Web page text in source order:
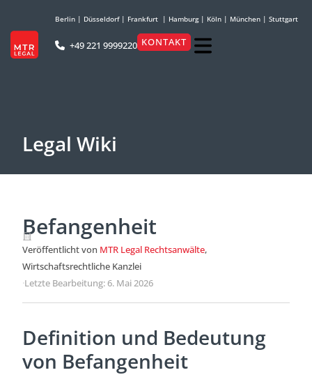
Berlin | Düsseldorf| Frankfurt | Hamburg| Köln | München | Stuttgart
+49 221 9999220 KONTAKT
Legal Wiki
Befangenheit
Veröffentlicht von MTR Legal Rechtsanwälte,
Wirtschaftsrechtliche Kanzlei
·Letzte Bearbeitung: 6. Mai 2026
Definition und Bedeutung
von Befangenheit